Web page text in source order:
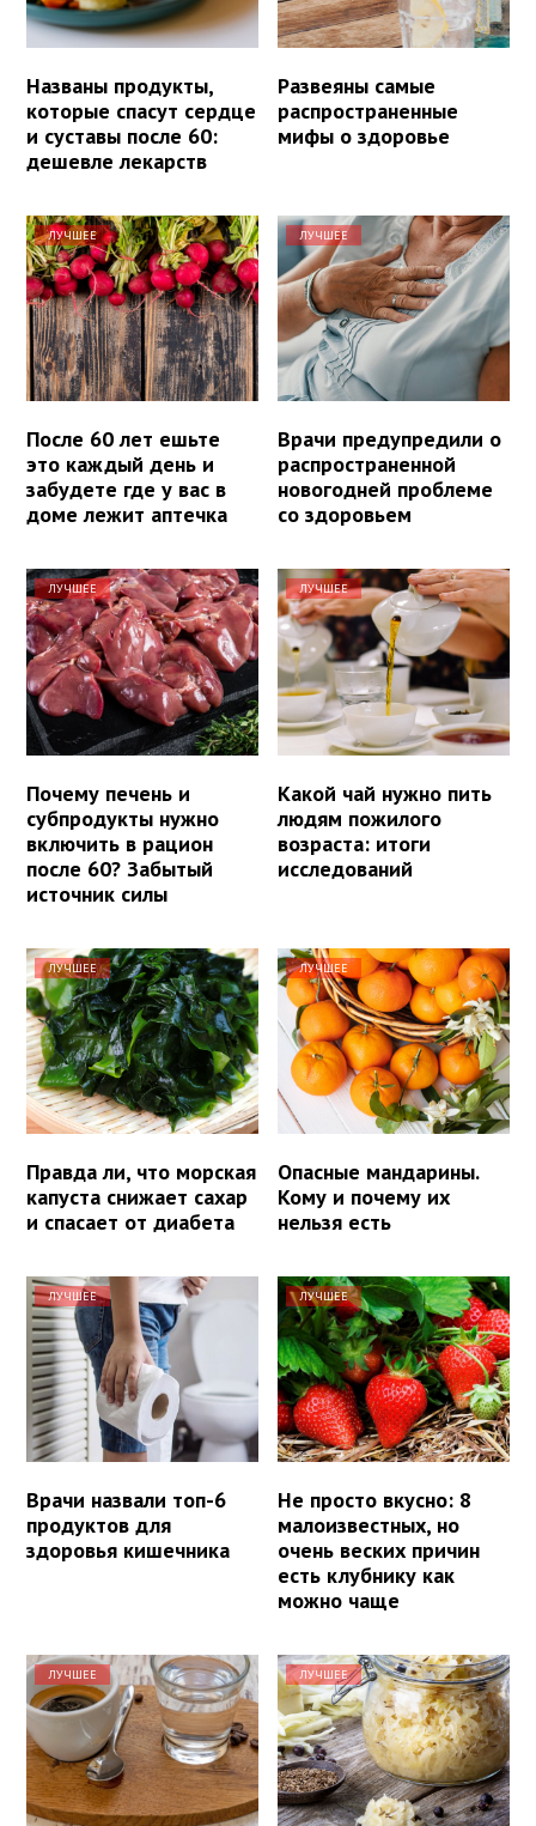
Названы продукты,
которые спасут сердце
и суставы после 60:
дешевле лекарств
Развеяны самые
распространенные
мифы о здоровье
ЛУЧШЕЕ
После 60 лет ешьте
это каждый день и
забудете где у вас в
доме лежит аптечка
ЛУЧШЕЕ
Врачи предупредили о
распространенной
новогодней проблеме
со здоровьем
ЛУЧШЕЕ
Почему печень и
субпродукты нужно
включить в рацион
после 60? Забытый
источник силы
ЛУЧШЕЕ
Какой чай нужно пить
людям пожилого
возраста: итоги
исследований
ЛУЧШЕЕ
Правда ли, что морская
капуста снижает сахар
и спасает от диабета
ЛУЧШЕЕ
Опасные мандарины.
Кому и почему их
нельзя есть
ЛУЧШЕЕ
Врачи назвали топ-6
продуктов для
здоровья кишечника
ЛУЧШЕЕ
Не просто вкусно: 8
малоизвестных, но
очень веских причин
есть клубнику как
можно чаще
ЛУЧШЕЕ ЛУЧШЕЕ